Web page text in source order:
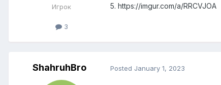
Игрок
3
5. https://imgur.com/a/RRCVJOA
ShahruhBro Posted January 1, 2023